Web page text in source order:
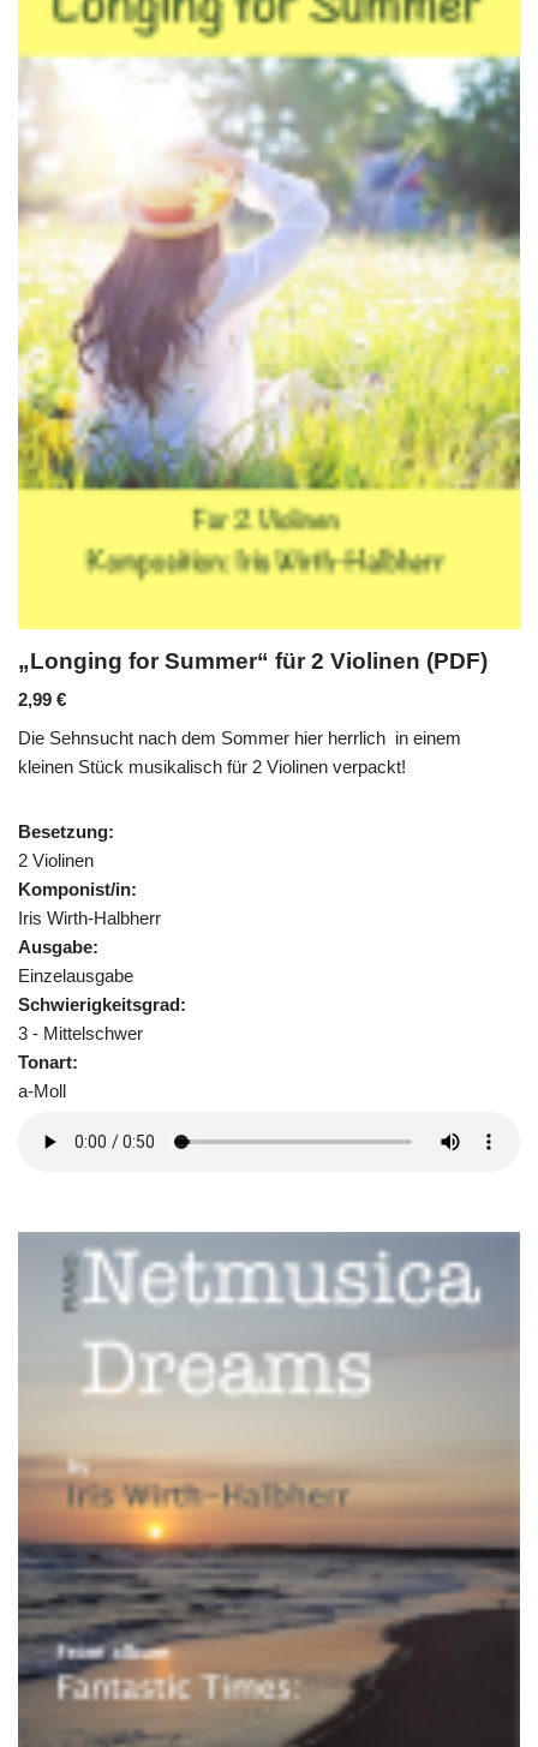
„Longing for Summer“ für 2 Violinen (PDF)
2,99 €
Die Sehnsucht nach dem Sommer hier herrlich in einem
kleinen Stück musikalisch für 2 Violinen verpackt!
Besetzung:
2 Violinen
Komponist/in:
Iris Wirth-Halbherr
Ausgabe:
Einzelausgabe
Schwierigkeitsgrad:
3 - Mittelschwer
Tonart:
a-Moll